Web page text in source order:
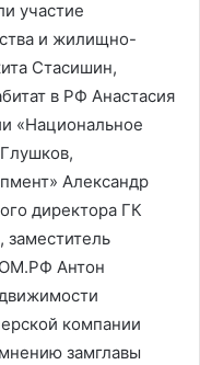
участие
и жилищно-
Стасишин,
в РФ Анастасия
«Национальное
Александр
директора ГК
Антон
компании
замглавы